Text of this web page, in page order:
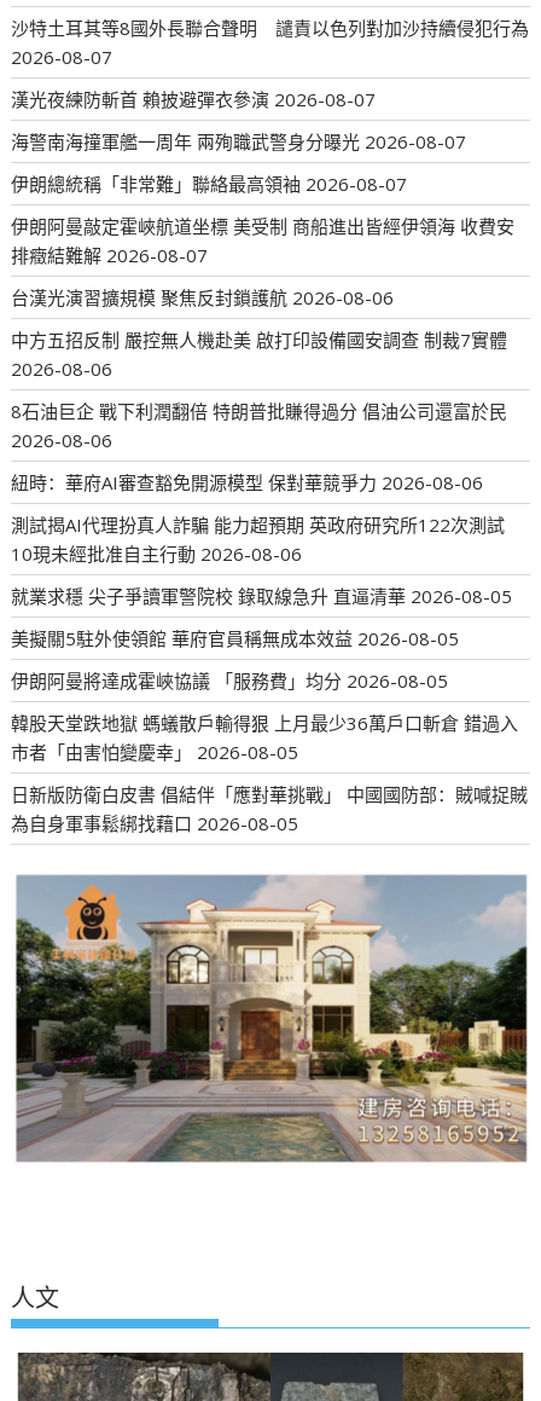
沙特土耳其等8國外長聯合聲明 譴責以色列對加沙持續侵犯行為
2026-08-07
漢光夜練防斬首 賴披避彈衣參演 2026-08-07
海警南海撞軍艦一周年 兩殉職武警身分曝光 2026-08-07
伊朗總統稱「非常難」聯絡最高領袖 2026-08-07
伊朗阿曼敲定霍峽航道坐標 美受制 商船進出皆經伊領海 收費安
排癥結難解 2026-08-07
台漢光演習擴規模 聚焦反封鎖護航 2026-08-06
中方五招反制 嚴控無人機赴美 啟打印設備國安調查 制裁7實體
2026-08-06
8石油巨企 戰下利潤翻倍 特朗普批賺得過分 倡油公司還富於民
2026-08-06
紐時：華府AI審查豁免開源模型 保對華競爭力 2026-08-06
測試揭AI代理扮真人詐騙 能力超預期 英政府研究所122次測試
10現未經批准自主行動 2026-08-06
就業求穩 尖子爭讀軍警院校 錄取線急升 直逼清華 2026-08-05
美擬關5駐外使領館 華府官員稱無成本效益 2026-08-05
伊朗阿曼將達成霍峽協議 「服務費」均分 2026-08-05
韓股天堂跌地獄 螞蟻散戶輸得狠 上月最少36萬戶口斬倉 錯過入
市者「由害怕變慶幸」
2026-08-05
日新版防衛白皮書 倡結伴「應對華挑戰」 中國國防部：賊喊捉賊
為自身軍事鬆綁找藉口 2026-08-05
人文